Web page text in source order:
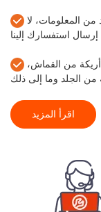
اقرأ المزيد